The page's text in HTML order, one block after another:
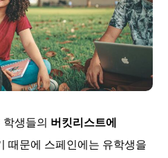
생들의 버킷리스트에
때문에 스페인에는 유학생을